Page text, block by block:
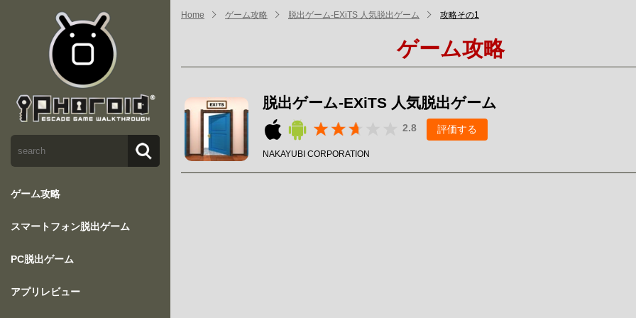
ゲーム攻略
スマートフォン脱出ゲーム
PC脱出ゲーム
アプリレビュー
Home ゲーム攻略 脱出ゲーム-EXiTS 人気脱出ゲーム 攻略その1
ゲーム攻略
脱出ゲーム-EXiTS 人気脱出ゲーム
2.8 評価する
NAKAYUBI CORPORATION